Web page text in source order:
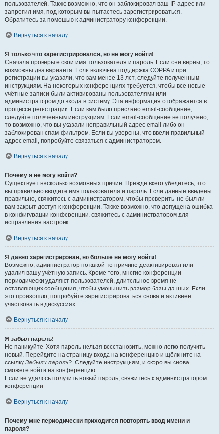
пользователей. Также возможно, что он заблокировал ваш IP-адрес или
запретил имя, под которым вы пытаетесь зарегистрироваться.
Обратитесь за помощью к администратору конференции.
Вернуться к началу
Я только что зарегистрировался, но не могу войти!
Сначала проверьте свои имя пользователя и пароль. Если они верны, то
возможны два варианта. Если включена поддержка COPPA и при
регистрации вы указали, что вам менее 13 лет, следуйте полученным
инструкциям. На некоторых конференциях требуется, чтобы все новые
учётные записи были активированы пользователями или
администратором до входа в систему. Эта информация отображается в
процессе регистрации. Если вам было прислано email-сообщение,
следуйте полученным инструкциям. Если email-сообщение не получено,
то возможно, что вы указали неправильный адрес email либо он
заблокирован спам-фильтром. Если вы уверены, что ввели правильный
адрес email, попробуйте связаться с администратором.
Вернуться к началу
Почему я не могу войти?
Существует несколько возможных причин. Прежде всего убедитесь, что
вы правильно вводите имя пользователя и пароль. Если данные введены
правильно, свяжитесь с администратором, чтобы проверить, не был ли
вам закрыт доступ к конференции. Также возможно, что допущена ошибка
в конфигурации конференции, свяжитесь с администратором для
исправления настроек.
Вернуться к началу
Я давно зарегистрирован, но больше не могу войти!
Возможно, администратор по какой-то причине деактивировал или
удалил вашу учётную запись. Кроме того, многие конференции
периодически удаляют пользователей, длительное время не
оставляющих сообщения, чтобы уменьшить размер базы данных. Если
это произошло, попробуйте зарегистрироваться снова и активнее
участвовать в дискуссиях.
Вернуться к началу
Я забыл пароль!
Не паникуйте! Хотя пароль нельзя восстановить, можно легко получить
новый. Перейдите на страницу входа на конференцию и щёлкните на
ссылку Забыли пароль?. Следуйте инструкциям, и скоро вы снова
сможете войти на конференцию.
Если не удалось получить новый пароль, свяжитесь с администратором
конференции.
Вернуться к началу
Почему мне периодически приходится повторять ввод имени и
пароля?